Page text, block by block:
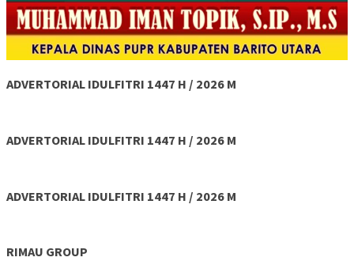
ADVERTORIAL IDULFITRI 1447 H / 2026 M
ADVERTORIAL IDULFITRI 1447 H / 2026 M
ADVERTORIAL IDULFITRI 1447 H / 2026 M
RIMAU GROUP